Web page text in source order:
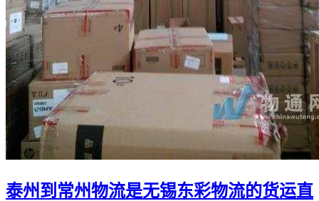
泰州到常州物流是无锡东彩物流的货运直